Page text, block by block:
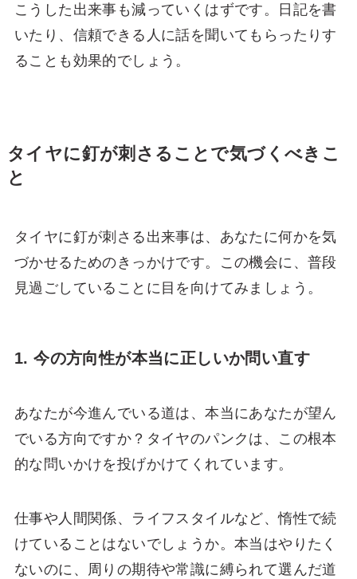
こうした出来事も減っていくはずです。日記を書
いたり、信頼できる人に話を聞いてもらったりす
ることも効果的でしょう。
タイヤに釘が刺さることで気づくべきこ
と
タイヤに釘が刺さる出来事は、あなたに何かを気
づかせるためのきっかけです。この機会に、普段
見過ごしていることに目を向けてみましょう。
1. 今の方向性が本当に正しいか問い直す
あなたが今進んでいる道は、本当にあなたが望ん
でいる方向ですか？タイヤのパンクは、この根本
的な問いかけを投げかけてくれています。
仕事や人間関係、ライフスタイルなど、惰性で続
けていることはないでしょうか。本当はやりたく
ないのに、周りの期待や常識に縛られて選んだ道